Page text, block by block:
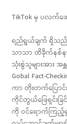
TikTok မှ ပလက်
ရည်ရွယ်ချက် ရှိသ
သာသာ ထိခိုက်နစ်နာ
သုံးစွဲသူများအား အ
Gobal Fact-
ကာ တိုးတက်ပြောင်
ကိုင်တွယ်ဖြေရှင်းခြ
ကို ဝင်ရောက်ကြည့်